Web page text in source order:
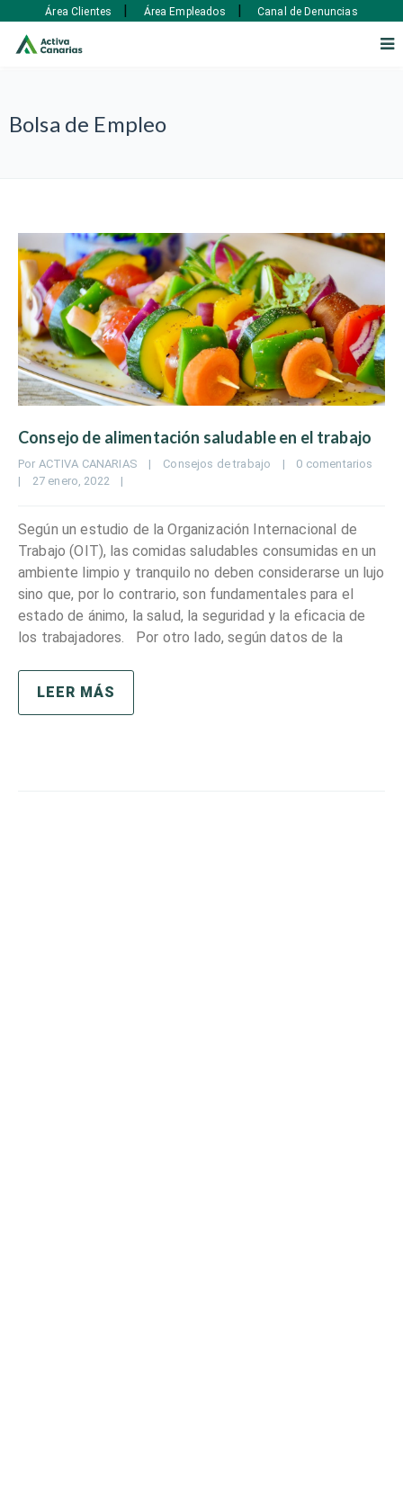
Bolsa de Empleo
Consejo de alimentación saludable en el trabajo
Por ACTIVA CANARIAS | Consejos de trabajo |
0 comentarios
|
27 enero, 2022 |
Según un estudio de la Organización Internacional de
Trabajo (OIT), las comidas saludables consumidas en un
ambiente limpio y tranquilo no deben considerarse un lujo
sino que, por lo contrario, son fundamentales para el
estado de ánimo, la salud, la seguridad y la eficacia de
los trabajadores. Por otro lado, según datos de la
LEER MÁS
Área Clientes | Área Empleados | Canal de Denuncias